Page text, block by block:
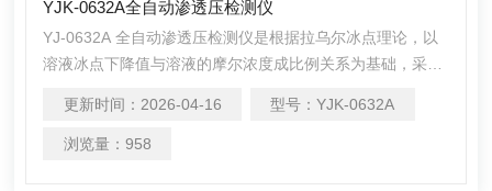
YJK-0632A全自动渗透压检测仪
YJ-0632A 全自动渗透压检测仪是根据拉乌尔冰点理论，以
溶液冰点下降值与溶液的摩尔浓度成比例关系为基础，采用
的渗透压摩尔浓度。广泛应用于制药、药物分析、生物、食
品医疗等领域的渗透压摩尔浓度的测试及研究。
更新时间： 2026-04-16 型号：YJK-0632A
浏览量： 958